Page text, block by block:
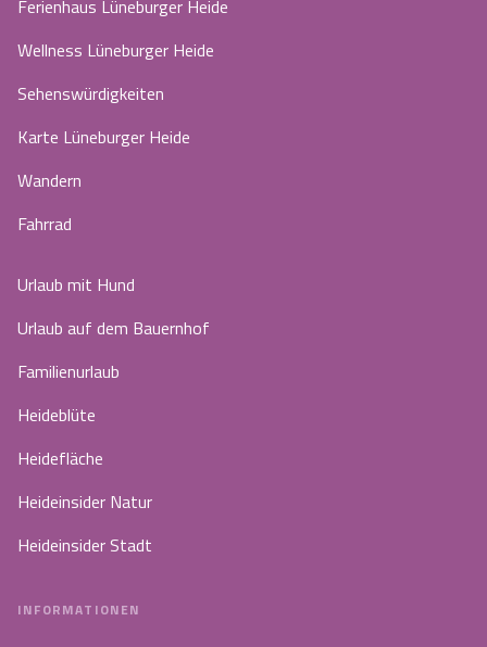
Ferienhaus Lüneburger Heide
Wellness Lüneburger Heide
Sehenswürdigkeiten
Karte Lüneburger Heide
Wandern
Fahrrad
Urlaub mit Hund
Urlaub auf dem Bauernhof
Familienurlaub
Heideblüte
Heidefläche
Heideinsider Natur
Heideinsider Stadt
INFORMATIONEN